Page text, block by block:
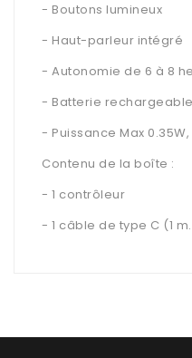
- Boutons lumineux
- Haut-parleur intégré
- Autonomie de 6 à 8
- Batterie
- Puissance Max 0.35W,
Contenu de la boîte :
- 1 contrôleur
- 1 câble de type C (1